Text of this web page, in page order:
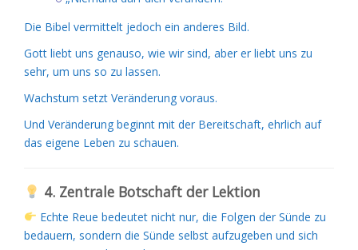
Die Bibel vermittelt jedoch ein anderes Bild.
Gott liebt uns genauso, wie wir sind, aber er liebt uns zu
sehr, um uns so zu lassen.
Wachstum setzt Veränderung voraus.
Und Veränderung beginnt mit der Bereitschaft, ehrlich auf
das eigene Leben zu schauen.
4. Zentrale Botschaft der Lektion
Echte Reue bedeutet nicht nur, die Folgen der Sünde zu
bedauern, sondern die Sünde selbst aufzugeben und sich